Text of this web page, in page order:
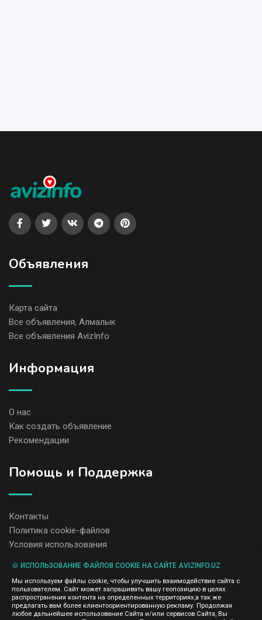
Объявления
Карта сайта
Все объявления, Алмалык
Все объявления AvizInfo
Информация
О нас
Как создать объявление
Рекомендации
Помощь и Поддержка
Контакты
Политика cookie-файлов
Условия использования
содержание размещенных объявлений.
Мы ценим конфиденциальность наших пользователей. Мы не
передаем и не продаем личную информацию зарегистрированных
пользователей AvizInfo.uz третьим лицам. Мы не отвечаем за
🍪 ИСПОЛЬЗОВАНИЕ ФАЙЛОВ COOKIE НА САЙТЕ AVIZINFO.UZ
Мы используем файлы cookie, чтобы улучшить взаимодействие сайта с
пользователем. Сайт может запрашивать вашу геопозицию в целях
распространения контента на определенных территориях,а так же
предлагать вам более клиентоориентированную рекламу. Продолжая
любое дальнейшее использование Сайта и/или сервисов Сайта, Вы